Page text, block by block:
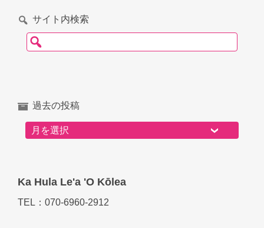
サイト内検索
検索:
過去の投稿
過去の投稿
Ka Hula Le'a 'O Kōlea
TEL：070-6960-2912